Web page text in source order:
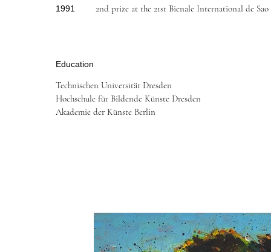
1991
2nd prize at the 21st Bienale International de Sao
Education
Technischen Universität Dresden
Hochschule für Bildende Künste Dresden
Akademie der Künste Berlin